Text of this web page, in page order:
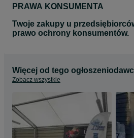
PRAWA KONSUMENTA
Twoje zakupy u
prawo ochrony konsumentów.
Więcej od tego
Zobacz wszystkie